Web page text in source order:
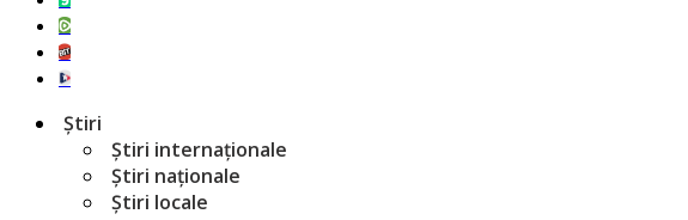
Știri
Știri internaționale
Știri naționale
Știri locale